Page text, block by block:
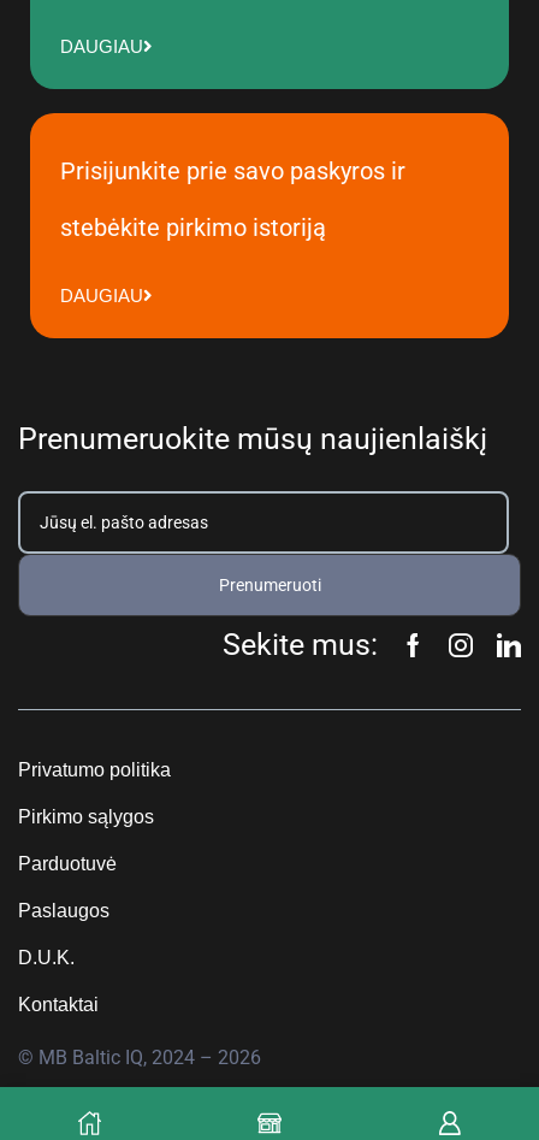
DAUGIAU
Prisijunkite prie savo paskyros ir
stebėkite pirkimo istoriją
DAUGIAU
Prenumeruokite mūsų naujienlaiškį
Prenumeruoti
Sekite mus:
Privatumo politika
Pirkimo sąlygos
Parduotuvė
Paslaugos
D.U.K.
Kontaktai
© MB Baltic IQ, 2024 – 2026